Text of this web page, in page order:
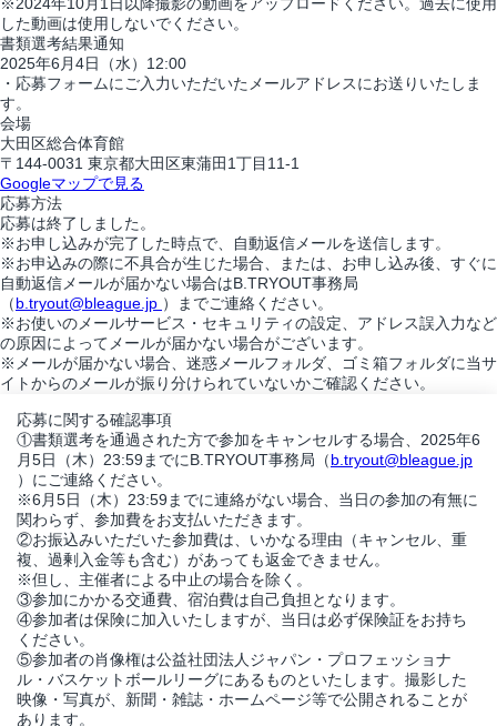
※2024年10月1日以降撮影の動画をアップロードください。過去に使用
した動画は使用しないでください。
書類選考結果通知
2025年6月4日（水）12:00
・応募フォームにご入力いただいたメールアドレスにお送りいたしま
す。
会場
大田区総合体育館
〒144-0031 東京都大田区東蒲田1丁目11-1
Googleマップで見る
応募方法
応募は終了しました。
※お申し込みが完了した時点で、自動返信メールを送信します。
※お申込みの際に不具合が生じた場合、または、お申し込み後、すぐに
自動返信メールが届かない場合はB.TRYOUT事務局
（b.tryout@bleague.jp ）までご連絡ください。
※お使いのメールサービス・セキュリティの設定、アドレス誤入力など
の原因によってメールが届かない場合がございます。
※メールが届かない場合、迷惑メールフォルダ、ゴミ箱フォルダに当サ
イトからのメールが振り分けられていないかご確認ください。
応募に関する確認事項
①書類選考を通過された方で参加をキャンセルする場合、2025年6
月5日（木）23:59までにB.TRYOUT事務局（b.tryout@bleague.jp
）にご連絡ください。
※6月5日（木）23:59までに連絡がない場合、当日の参加の有無に
関わらず、参加費をお支払いただきます。
②お振込みいただいた参加費は、いかなる理由（キャンセル、重
複、過剰入金等も含む）があっても返金できません。
※但し、主催者による中止の場合を除く。
③参加にかかる交通費、宿泊費は自己負担となります。
④参加者は保険に加入いたしますが、当日は必ず保険証をお持ち
ください。
⑤参加者の肖像権は公益社団法人ジャパン・プロフェッショナ
ル・バスケットボールリーグにあるものといたします。撮影した
映像・写真が、新聞・雑誌・ホームページ等で公開されることが
あります。